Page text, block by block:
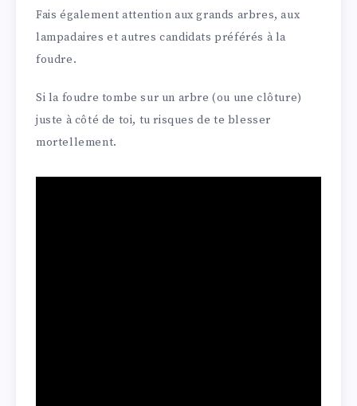
Fais également attention aux grands arbres, aux
lampadaires et autres candidats préférés à la
foudre.
Si la foudre tombe sur un arbre (ou une clôture)
juste à côté de toi, tu risques de te blesser
mortellement.